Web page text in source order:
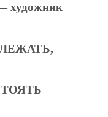
художник